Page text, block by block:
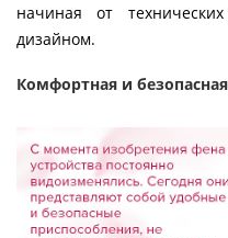
начиная от
дизайном.
Комфортная и